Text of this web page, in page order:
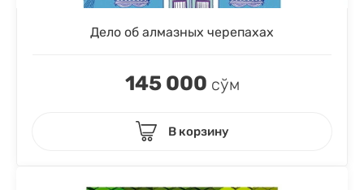
Дело об алмазных черепахах
145 000 сўм
В корзину